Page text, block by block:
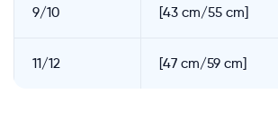
9/10 [43 cm/55 cm]
11/12 [47 cm/59 cm]